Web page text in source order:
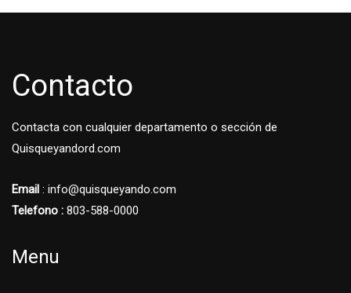
Contacto
Contacta con cualquier departamento o sección de
Quisqueyandord.com
Email : info@quisqueyando.com
Telefono : 803-588-0000
Menu